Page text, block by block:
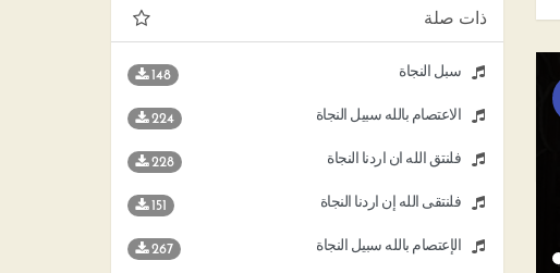
ذات صلة
سبل النجاة 148
الاعتصام بالله سبيل النجاة 224
فلنتق الله ان اردنا النجاة 228
فلنتقى الله إن أردنا النجاة 151
الإعتصام بالله سبيل النجاة 267